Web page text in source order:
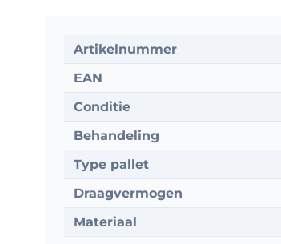
Artikelnummer
EAN
Conditie
Behandeling
Type pallet
Draagvermogen
Materiaal